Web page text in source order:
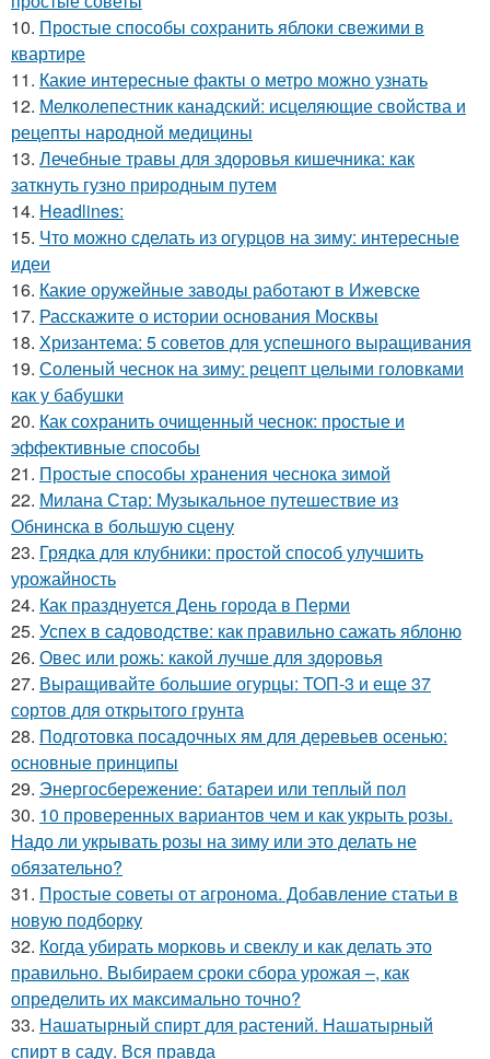
10. Простые способы сохранить яблоки свежими в
квартире
11. Какие интересные факты о метро можно узнать
12. Мелколепестник канадский: исцеляющие свойства и
рецепты народной медицины
13. Лечебные травы для здоровья кишечника: как
заткнуть гузно природным путем
14. Headlines:
15. Что можно сделать из огурцов на зиму: интересные
идеи
16. Какие оружейные заводы работают в Ижевске
17. Расскажите о истории основания Москвы
18. Хризантема: 5 советов для успешного выращивания
19. Соленый чеснок на зиму: рецепт целыми головками
как у бабушки
20. Как сохранить очищенный чеснок: простые и
эффективные способы
21. Простые способы хранения чеснока зимой
22. Милана Стар: Музыкальное путешествие из
Обнинска в большую сцену
23. Грядка для клубники: простой способ улучшить
урожайность
24. Как празднуется День города в Перми
25. Успех в садоводстве: как правильно сажать яблоню
26. Овес или рожь: какой лучше для здоровья
27. Выращивайте большие огурцы: ТОП-3 и еще 37
сортов для открытого грунта
28. Подготовка посадочных ям для деревьев осенью:
основные принципы
29. Энергосбережение: батареи или теплый пол
30. 10 проверенных вариантов чем и как укрыть розы.
Надо ли укрывать розы на зиму или это делать не
обязательно?
31. Простые советы от агронома. Добавление статьи в
новую подборку
32. Когда убирать морковь и свеклу и как делать это
правильно. Выбираем сроки сбора урожая –, как
определить их максимально точно?
33. Нашатырный спирт для растений. Нашатырный
спирт в саду. Вся правда